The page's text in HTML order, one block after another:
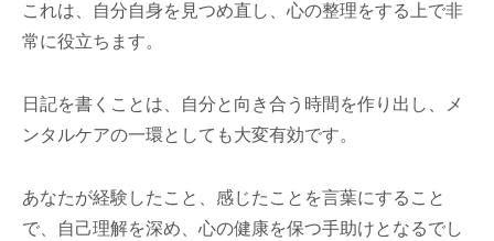
これは、自分自身を見つめ直し、心の整理をする上で非
常に役立ちます。
日記を書くことは、自分と向き合う時間を作り出し、メ
ンタルケアの一環としても大変有効です。
あなたが経験したこと、感じたことを言葉にすること
で、自己理解を深め、心の健康を保つ手助けとなるでし